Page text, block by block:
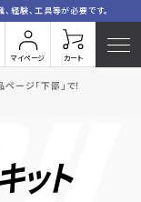
マイページ カート
経験、工具等が必要です。
ージ「下部」で！
ット